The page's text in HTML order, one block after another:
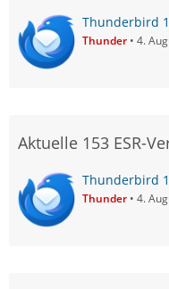
Thunderbird
Thunder 4.
Aktuelle 153 ESR-
Thunderbird
Thunder 4.